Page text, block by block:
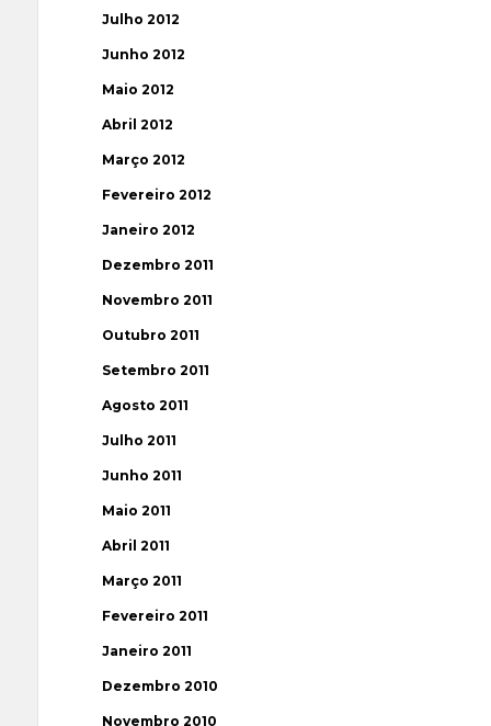
Julho 2012
Junho 2012
Maio 2012
Abril 2012
Março 2012
Fevereiro 2012
Janeiro 2012
Dezembro 2011
Novembro 2011
Outubro 2011
Setembro 2011
Agosto 2011
Julho 2011
Junho 2011
Maio 2011
Abril 2011
Março 2011
Fevereiro 2011
Janeiro 2011
Dezembro 2010
Novembro 2010